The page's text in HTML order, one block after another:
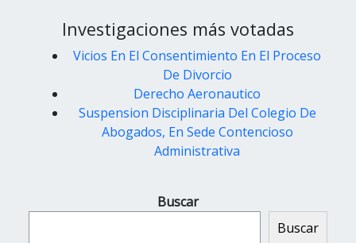
Investigaciones más votadas
Vicios En El Consentimiento En El Proceso
De Divorcio
Derecho Aeronautico
Suspension Disciplinaria Del Colegio De
Abogados, En Sede Contencioso
Administrativa
Buscar
Buscar